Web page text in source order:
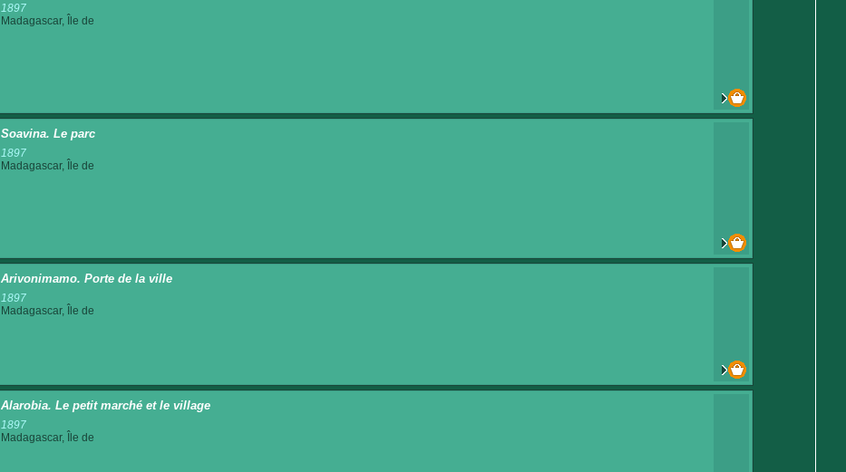
1897
Madagascar, Île de
Soavina. Le parc
1897
Madagascar, Île de
Arivonimamo. Porte de la ville
1897
Madagascar, Île de
Alarobia. Le petit marché et le village
1897
Madagascar, Île de